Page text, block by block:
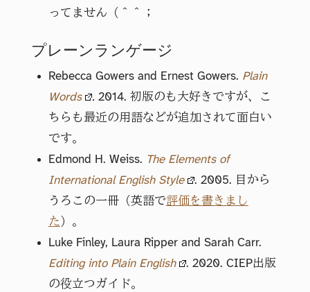
ってません（＾＾；
プレーンランゲージ
Rebecca Gowers and Ernest Gowers. Plain
Words
. 2014. 初版のも大好きですが、こ
ちらも最近の用語などが追加されて面白い
です。
Edmond H. Weiss. The Elements of
International English Style
. 2005. 目から
うろこの一冊（英語で評価を書きまし
た ）。
Luke Finley, Laura Ripper and Sarah Carr.
Editing into Plain English
. 2020. CIEP出版
の役立つガイド。